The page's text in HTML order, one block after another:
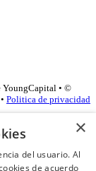
YoungCapital • ©
• Politica de privacidad
×
del usuario. Al
de acuerdo